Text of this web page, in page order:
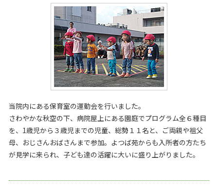
当院内にある保育室の運動会を行いました。
さわやかな秋空の下、病院屋上にある園庭でプログラム全６種目
を、1歳児から３歳児までの児童、総勢１１名と、ご両親や祖父
母、おじさんおばさんまで参加。よつば苑からも入所者の方たち
が見学に来られ、子ども達の活躍に大いに盛り上がりました。